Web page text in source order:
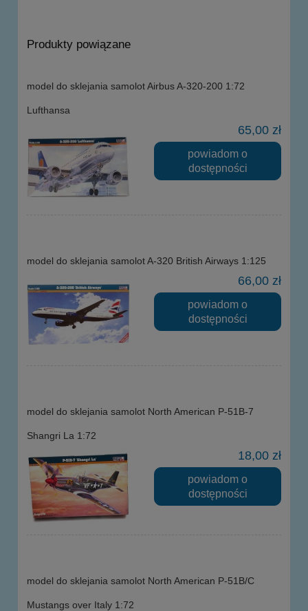
Produkty powiązane
model do sklejania samolot Airbus A-320-200 1:72
Lufthansa
65,00 zł
powiadom o
dostępności
model do sklejania samolot A-320 British Airways 1:125
66,00 zł
powiadom o
dostępności
model do sklejania samolot North American P-51B-7
Shangri La 1:72
18,00 zł
powiadom o
dostępności
model do sklejania samolot North American P-51B/C
Mustangs over Italy 1:72